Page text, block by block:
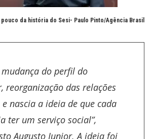
pouco da história do Sesi- Paulo Pinto/Agência Brasil
mudança do perfil do
reorganização das relações
nascia a ideia de que cada
ter um serviço social”,
Augusto Junior. A ideia foi